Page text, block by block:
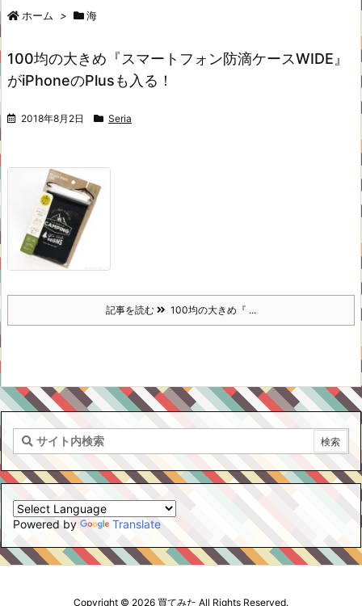
ホーム > 海
100均の大きめ『スマートフォン防滴ケースWIDE』
がiPhoneのPlusも入る！
2018年8月2日 Seria
記事を読む 100均の大きめ『 ...
Powered by Translate
Copyright © 2026 買てみた All Rights Reserved.